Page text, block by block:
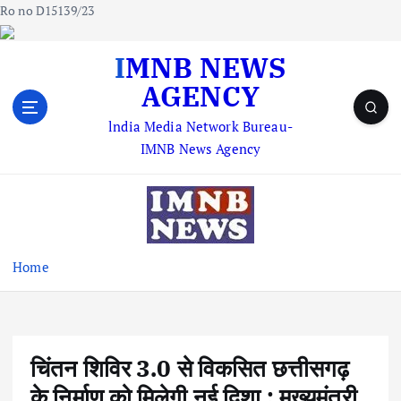
Ro no D15139/23
IMNB NEWS
AGENCY
lndia Media Network Bureau-
IMNB News Agency
Home
चिंतन शिविर 3.0 से विकसित छत्तीसगढ़